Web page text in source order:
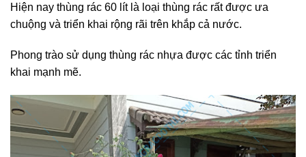
Hiện nay thùng rác 60 lít là loại thùng rác rất được ưa
chuộng và triển khai rộng rãi trên khắp cả nước.
Phong trào sử dụng thùng rác nhựa được các tỉnh triển
khai mạnh mẽ.